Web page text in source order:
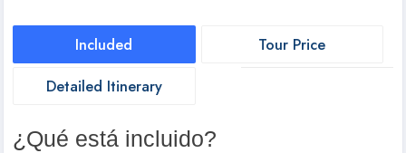
Included
Tour Price
Detailed Itinerary
¿Qué está incluido?